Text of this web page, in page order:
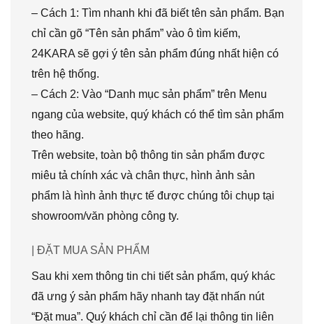
– Cách 1: Tìm nhanh khi đã biết tên sản phẩm. Bạn
chỉ cần gõ “Tên sản phẩm” vào ô tìm kiếm,
24KARA sẽ gợi ý tên sản phẩm đúng nhất hiện có
trên hệ thống.
– Cách 2: Vào “Danh mục sản phẩm” trên Menu
ngang của website, quý khách có thể tìm sản phẩm
theo hãng.
Trên website, toàn bộ thông tin sản phẩm được
miêu tả chính xác và chân thực, hình ảnh sản
phẩm là hình ảnh thực tế được chúng tôi chụp tại
showroom/văn phòng công ty.
| ĐẶT MUA SẢN PHẨM
Sau khi xem thông tin chi tiết sản phẩm, quý khác
đã ưng ý sản phẩm hãy nhanh tay đặt nhấn nút
“Đặt mua”. Quý khách chỉ cần để lại thông tin liên